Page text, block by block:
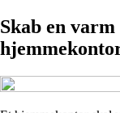
Skab en